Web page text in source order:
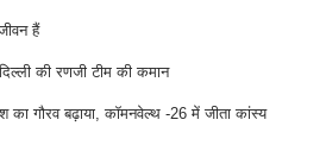
हैं
की रणजी टीम की कमान
का गौरव बढ़ाया, कॉमनवेल्थ -26 में जीता कांस्य